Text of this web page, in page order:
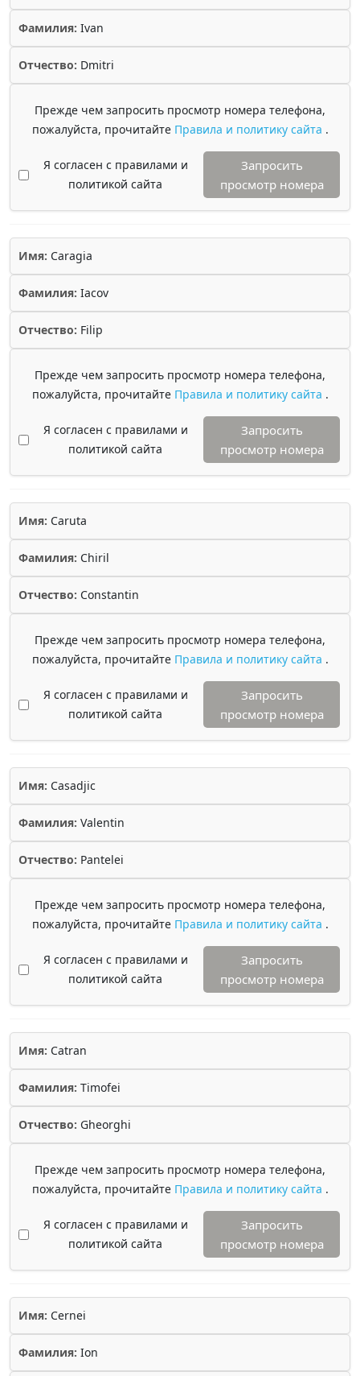
Фамилия: Ivan
Отчество: Dmitri
Прежде чем запросить просмотр номера телефона,
пожалуйста, прочитайте Правила и политику сайта .
Я согласен с правилами и
политикой сайта
Запросить
просмотр номера
Имя: Caragia
Фамилия: Iacov
Отчество: Filip
Прежде чем запросить просмотр номера телефона,
пожалуйста, прочитайте Правила и политику сайта .
Я согласен с правилами и
политикой сайта
Запросить
просмотр номера
Имя: Caruta
Фамилия: Chiril
Отчество: Constantin
Прежде чем запросить просмотр номера телефона,
пожалуйста, прочитайте Правила и политику сайта .
Я согласен с правилами и
политикой сайта
Запросить
просмотр номера
Имя: Casadjic
Фамилия: Valentin
Отчество: Pantelei
Прежде чем запросить просмотр номера телефона,
пожалуйста, прочитайте Правила и политику сайта .
Я согласен с правилами и
политикой сайта
Запросить
просмотр номера
Имя: Catran
Фамилия: Timofei
Отчество: Gheorghi
Прежде чем запросить просмотр номера телефона,
пожалуйста, прочитайте Правила и политику сайта .
Я согласен с правилами и
политикой сайта
Запросить
просмотр номера
Имя: Cernei
Фамилия: Ion